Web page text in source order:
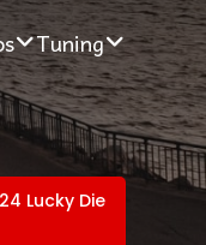
Tuning
Lucky Die